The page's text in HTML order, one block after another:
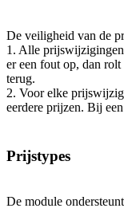
De veiligheid van de
1. Alle prijswijzigingen
er een fout op, dan
terug.
2. Voor elke
eerdere prijzen. Bij
Prijstypes
De module